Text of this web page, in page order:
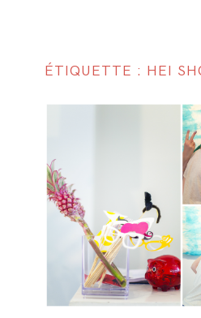
ÉTIQUETTE : HEI